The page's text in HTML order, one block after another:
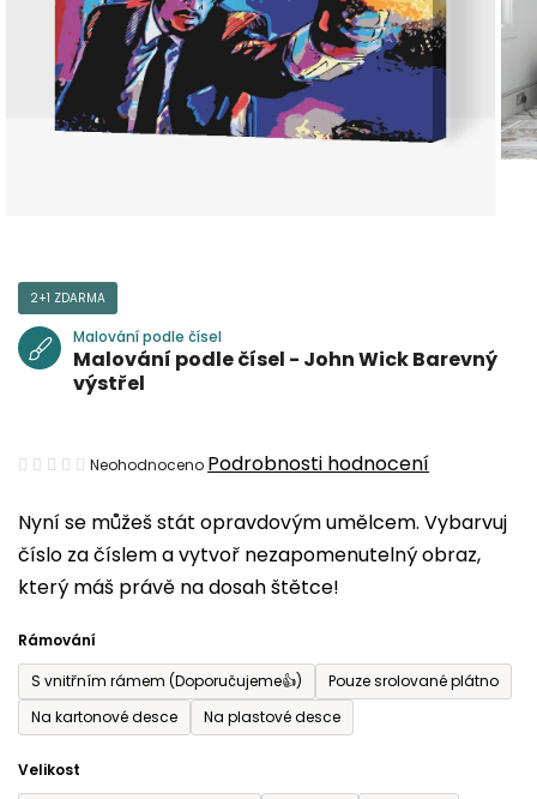
Nyní se můžeš stát opravdovým umělcem. Vybarvuj
číslo za číslem a vytvoř nezapomenutelný obraz,
který máš právě na dosah štětce!
Rámování
S vnitřním rámem (Doporučujeme👍)
Pouze srolované plátno
Na kartonové desce
Na plastové desce
Velikost
2+1 ZDARMA
Malování podle čísel
Malování podle čísel - John Wick Barevný
výstřel
Průměrné
produktu
je
0,0
5
hvězdiček.
Neohodnoceno Podrobnosti hodnocení